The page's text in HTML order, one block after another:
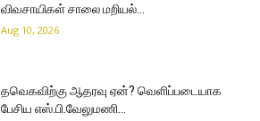
விவசாயிகள் சாலை மறியல்…
Aug 10, 2026
தவெகவிற்கு ஆதரவு ஏன்? வெளிப்படையாக
பேசிய எஸ்.பி.வேலுமணி…